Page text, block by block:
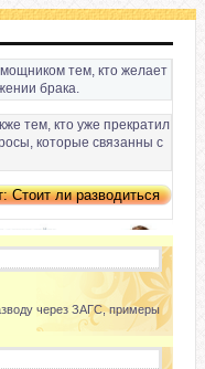
тем, кто желает
брака.
тем, кто уже прекратил
которые связанны с
через ЗАГС, примеры